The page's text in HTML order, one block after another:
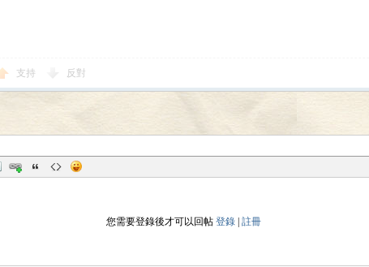
支持 反對
您需要登錄後才可以回帖 登錄 註冊